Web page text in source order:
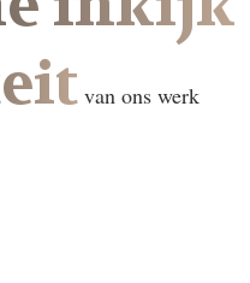
van ons werk